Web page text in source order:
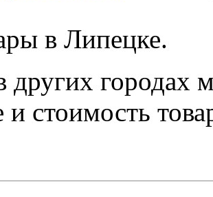
в Липецке.
городах
и стоимость